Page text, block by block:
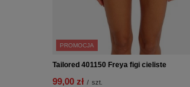
PROMOCJA
Tailored 401150 Freya figi cieliste
99,00 zł / szt.